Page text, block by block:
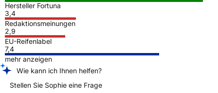
Hersteller Fortuna
3,4
Redaktionsmeinungen
2,9
EU-Reifenlabel
7,4
mehr anzeigen
Wie kann ich Ihnen helfen?
Stellen Sie Sophie eine Frage